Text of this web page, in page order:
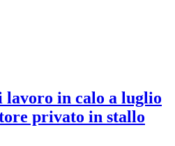
in calo a luglio
privato in stallo